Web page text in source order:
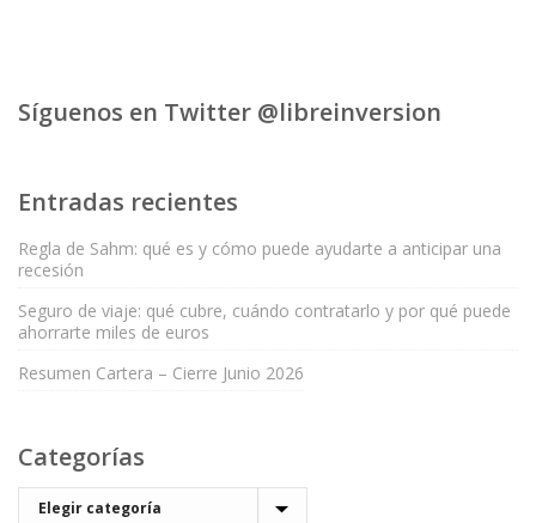
Síguenos en Twitter @libreinversion
Entradas recientes
Regla de Sahm: qué es y cómo puede ayudarte a anticipar una
recesión
Seguro de viaje: qué cubre, cuándo contratarlo y por qué puede
ahorrarte miles de euros
Resumen Cartera – Cierre Junio 2026
Categorías